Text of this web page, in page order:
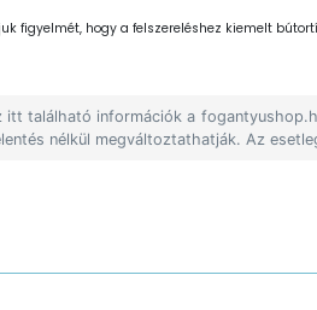
figyelmét, hogy a felszereléshez kiemelt
itt található információk a
nélkül megváltoztathatják. Az